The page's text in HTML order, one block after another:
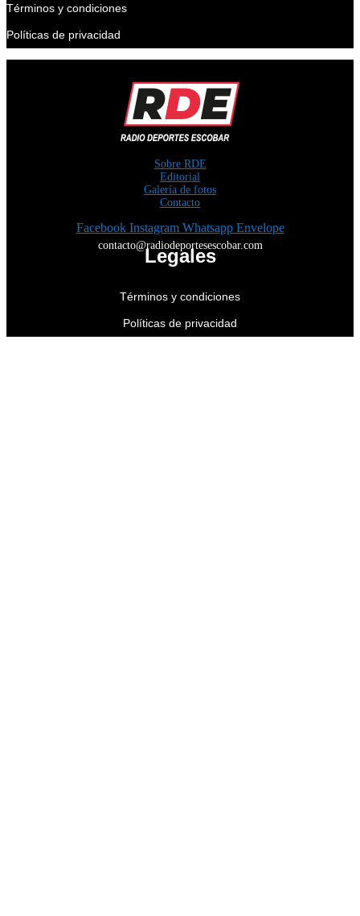
Términos y condiciones
Políticas de privacidad
Sobre RDE
Editorial
Galería de fotos
Contacto
Facebook Instagram Whatsapp Envelope
contacto@radiodeportesescobar.com
Legales
Términos y condiciones
Políticas de privacidad